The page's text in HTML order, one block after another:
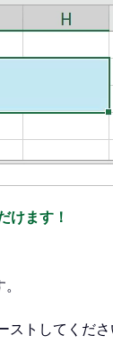
ます！
トしてくださ